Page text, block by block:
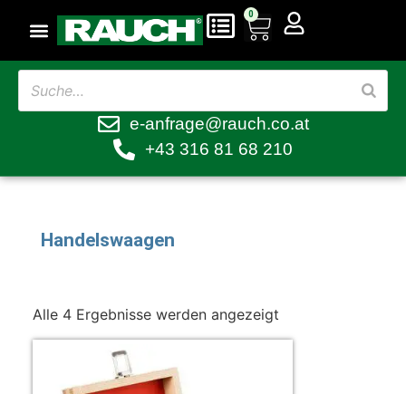
0
e-anfrage@rauch.co.at
+43 316 81 68 210
Handelswaagen
Alle 4 Ergebnisse werden angezeigt